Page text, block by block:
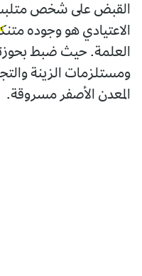
القبض على شخص متلبسا
الاعتيادي هو وجوده
العلمة. حيث ضبط
ومستلزمات الزينة
المعدن الأصفر مسروقة.